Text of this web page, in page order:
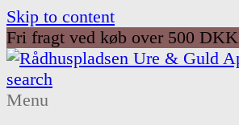
Skip to content
Fri fragt ved køb over 500 DKK
search
Menu